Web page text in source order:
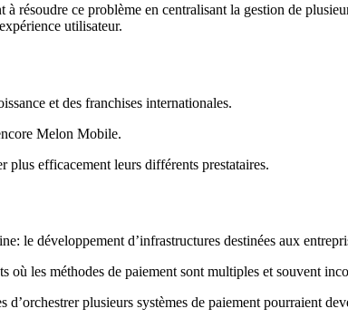
résoudre ce problème en centralisant la gestion de
utilisateur.
et des franchises internationales.
Melon Mobile.
plus efficacement leurs différents prestataires.
le développement d’infrastructures destinées aux
les méthodes de paiement sont multiples et souvent
plusieurs systèmes de paiement pourraient